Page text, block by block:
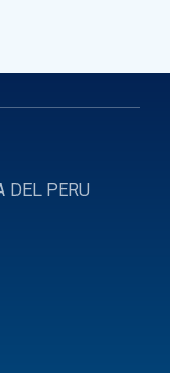
DEL PERU